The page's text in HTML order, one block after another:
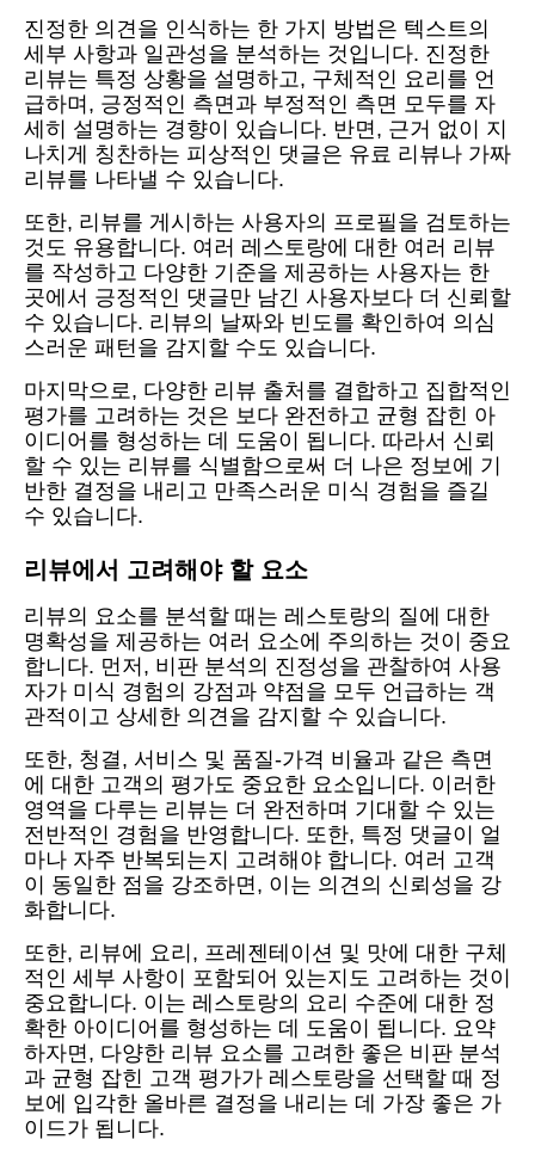
진정한 의견을 인식하는 한 가지 방법은 텍스트의
세부 사항과 일관성을 분석하는 것입니다. 진정한
리뷰는 특정 상황을 설명하고, 구체적인 요리를 언
급하며, 긍정적인 측면과 부정적인 측면 모두를 자
세히 설명하는 경향이 있습니다. 반면, 근거 없이 지
나치게 칭찬하는 피상적인 댓글은 유료 리뷰나 가짜
리뷰를 나타낼 수 있습니다.
또한, 리뷰를 게시하는 사용자의 프로필을 검토하는
것도 유용합니다. 여러 레스토랑에 대한 여러 리뷰
를 작성하고 다양한 기준을 제공하는 사용자는 한
곳에서 긍정적인 댓글만 남긴 사용자보다 더 신뢰할
수 있습니다. 리뷰의 날짜와 빈도를 확인하여 의심
스러운 패턴을 감지할 수도 있습니다.
마지막으로, 다양한 리뷰 출처를 결합하고 집합적인
평가를 고려하는 것은 보다 완전하고 균형 잡힌 아
이디어를 형성하는 데 도움이 됩니다. 따라서 신뢰
할 수 있는 리뷰를 식별함으로써 더 나은 정보에 기
반한 결정을 내리고 만족스러운 미식 경험을 즐길
수 있습니다.
리뷰에서 고려해야 할 요소
리뷰의 요소를 분석할 때는 레스토랑의 질에 대한
명확성을 제공하는 여러 요소에 주의하는 것이 중요
합니다. 먼저, 비판 분석의 진정성을 관찰하여 사용
자가 미식 경험의 강점과 약점을 모두 언급하는 객
관적이고 상세한 의견을 감지할 수 있습니다.
또한, 청결, 서비스 및 품질-가격 비율과 같은 측면
에 대한 고객의 평가도 중요한 요소입니다. 이러한
영역을 다루는 리뷰는 더 완전하며 기대할 수 있는
전반적인 경험을 반영합니다. 또한, 특정 댓글이 얼
마나 자주 반복되는지 고려해야 합니다. 여러 고객
이 동일한 점을 강조하면, 이는 의견의 신뢰성을 강
화합니다.
또한, 리뷰에 요리, 프레젠테이션 및 맛에 대한 구체
적인 세부 사항이 포함되어 있는지도 고려하는 것이
중요합니다. 이는 레스토랑의 요리 수준에 대한 정
확한 아이디어를 형성하는 데 도움이 됩니다. 요약
하자면, 다양한 리뷰 요소를 고려한 좋은 비판 분석
과 균형 잡힌 고객 평가가 레스토랑을 선택할 때 정
보에 입각한 올바른 결정을 내리는 데 가장 좋은 가
이드가 됩니다.